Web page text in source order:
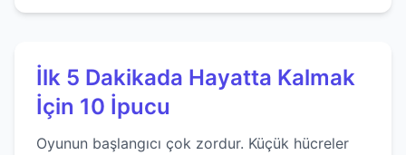
İlk 5 Dakikada Hayatta Kalmak
İçin 10 İpucu
Oyunun başlangıcı çok zordur. Küçük hücreler